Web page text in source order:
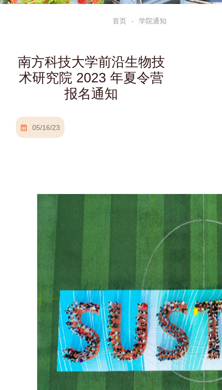
首页 学院通知
南方科技大学前沿生物技
术研究院 2023 年夏令营
报名通知
05/16/23